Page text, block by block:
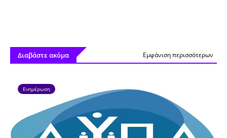
Διαβάστε ακόμα Εμφάνιση περισσότερων
Ενημέρωση